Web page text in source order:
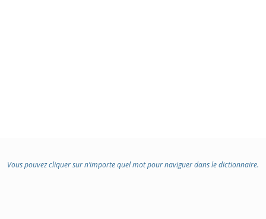
Vous pouvez cliquer sur n’importe quel mot pour naviguer dans le dictionnaire.